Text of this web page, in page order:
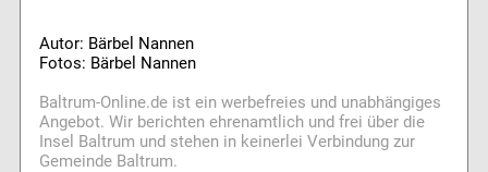
Autor: Bärbel Nannen
Fotos: Bärbel Nannen
Baltrum-Online.de ist ein werbefreies und unabhängiges
Angebot. Wir berichten ehrenamtlich und frei über die
Insel Baltrum und stehen in keinerlei Verbindung zur
Gemeinde Baltrum.